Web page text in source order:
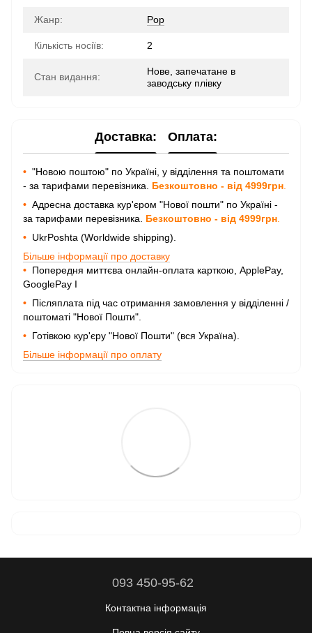
Жанр: Pop
Кількість носіїв: 2
Стан видання:
Нове, запечатане в
заводську плівку
Доставка: Оплата:
• "Новою поштою" по Україні, у відділення та поштомати
- за тарифами перевізника. Безкоштовно - від 4999грн
• Адресна доставка кур'єром "Нової пошти" по Україні -
за тарифами перевізника. Безкоштовно - від 4999грн
• UkrPoshta (Worldwide shipping).
Більше інформації про доставку
• Попередня миттєва онлайн-оплата карткою, ApplePay,
GooglePay I
• Післяплата під час отримання замовлення у відділенні /
поштоматі "Нової Пошти".
• Готівкою кур'єру "Нової Пошти" (вся Україна).
Більше інформації про оплату
093 450-95-62
Контактна інформація